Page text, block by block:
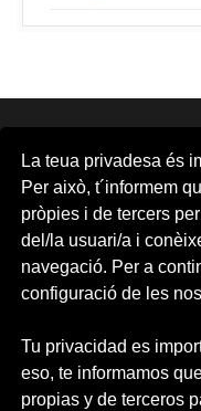
La teua privadesa és
Per això, t´informem
pròpies i de tercers
del/la usuari/a i
navegació. Per a
configuració de les
Tu privacidad es
eso, te informamos
propias y de terceros
Area d'Activitats Musicals
Aula d'Arts Escèniques
Aula de Cinema
CMG
CUDAP
Escena Erasmus
Formación contínua
Promoció d'Activitats
UV-Gandia
UVdiscapacitat